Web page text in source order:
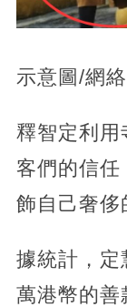
示意圖/網絡
釋智定利用
客們的信任
飾自己奢侈
據統計，定
萬港幣的善